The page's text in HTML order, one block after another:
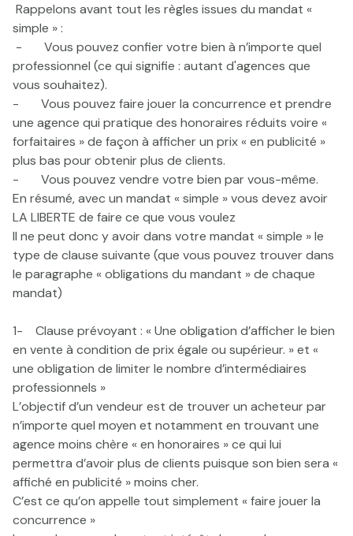
Rappelons avant tout les règles issues du mandat «
simple » :
- Vous pouvez confier votre bien à n’importe quel
professionnel (ce qui signifie : autant d'agences que
vous souhaitez).
- Vous pouvez faire jouer la concurrence et prendre
une agence qui pratique des honoraires réduits voire «
forfaitaires » de façon à afficher un prix « en publicité »
plus bas pour obtenir plus de clients.
- Vous pouvez vendre votre bien par vous-même.
En résumé, avec un mandat « simple » vous devez avoir
LA LIBERTE de faire ce que vous voulez
Il ne peut donc y avoir dans votre mandat « simple » le
type de clause suivante (que vous pouvez trouver dans
le paragraphe « obligations du mandant » de chaque
mandat)
1- Clause prévoyant : « Une obligation d’afficher le bien
en vente à condition de prix égale ou supérieur. » et «
une obligation de limiter le nombre d’intermédiaires
professionnels »
L’objectif d’un vendeur est de trouver un acheteur par
n’importe quel moyen et notamment en trouvant une
agence moins chère « en honoraires » ce qui lui
permettra d’avoir plus de clients puisque son bien sera «
affiché en publicité » moins cher.
C’est ce qu’on appelle tout simplement « faire jouer la
concurrence »